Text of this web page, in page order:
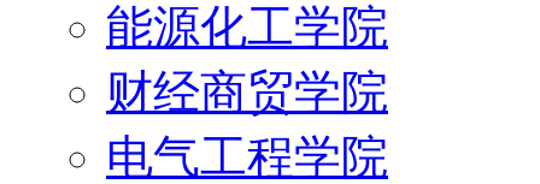
能源化工学院
财经商贸学院
电气工程学院